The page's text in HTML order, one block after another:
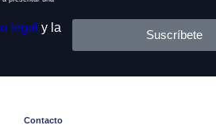
legal y la
Suscríbete
Contacto